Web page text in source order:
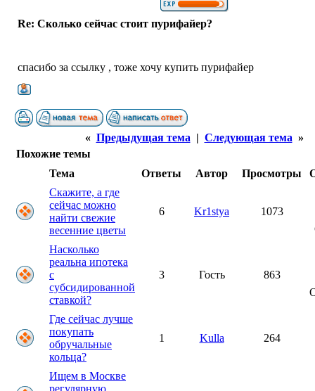
Re: Сколько сейчас стоит пурифайер?
спасибо за ссылку , тоже хочу купить пурифайер
« Предыдущая тема | Следующая тема »
Похожие темы
Тема
Ответы Автор Просмотры
Скажите, а где
сейчас можно
найти свежие
весенние цветы
6 Kr1stya
1073
Насколько
реальна ипотека
с
субсидированной
ставкой?
3 Гость
863
Где сейчас лучше
покупать
обручальные
кольца?
1 Kulla 264
Ищем в Москве
регулярную